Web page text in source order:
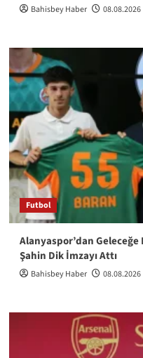
Bahisbey Haber 08.08.2026
Futbol
Alanyaspor’dan Geleceğe
Şahin Dik İmzayı Attı
Bahisbey Haber 08.08.2026